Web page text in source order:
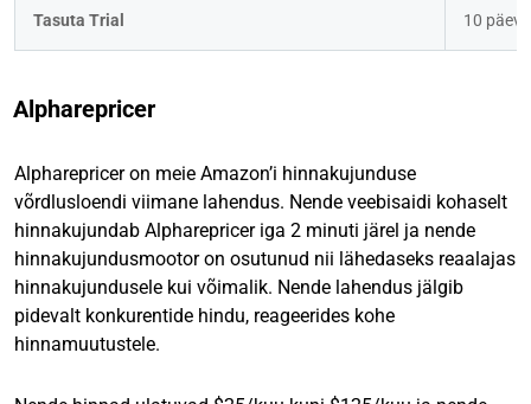
Tasuta Trial 10 päeva
Alpharepricer
Alpharepricer on meie Amazon’i hinnakujunduse
võrdlusloendi viimane lahendus. Nende veebisaidi kohaselt
hinnakujundab Alpharepricer iga 2 minuti järel ja nende
hinnakujundusmootor on osutunud nii lähedaseks reaalajas
hinnakujundusele kui võimalik. Nende lahendus jälgib
pidevalt konkurentide hindu, reageerides kohe
hinnamuutustele.